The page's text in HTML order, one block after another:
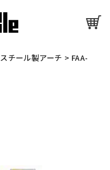
スチール製アーチ > FAA-